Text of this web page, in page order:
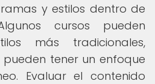
y estilos dentro de
cursos pueden
más tradicionales,
tener un enfoque
Evaluar el contenido